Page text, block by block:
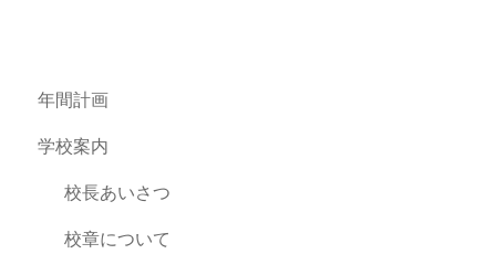
年間計画
学校案内
校長あいさつ
校章について